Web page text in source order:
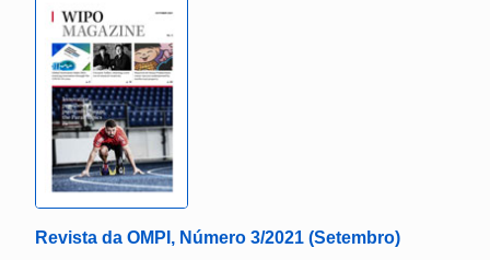
Revista da OMPI, Número 3/2021 (Setembro)